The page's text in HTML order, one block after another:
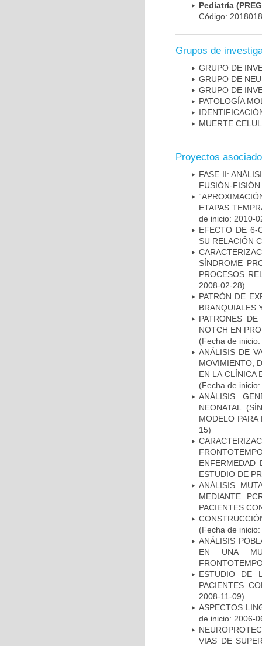
Pediatría
Código:
Grupos de
GRUPO DE
GRUPO DE
GRUPO DE
PATOLOGÍA
MUERTE
Proyectos
FASE II:
FUSIÓN-
ETAPAS
de inicio: 2010-
EFECTO DE 6-
SU RELACIÓN
SÍNDROME
PROCESOS
2008-02-28)
PATRÓN DE
BRANQUIALES
PATRONES
NOTCH EN
(Fecha de
ANÁLISIS DE
MOVIMIENTO,
EN LA CLÍNICA
(Fecha de
ANÁLISIS
NEONATAL
MODELO
15)
ENFERMEDAD
ESTUDIO DE
ANÁLISIS
MEDIANTE
PACIENTES
(Fecha de
ANÁLISIS
EN UNA
ESTUDIO DE
PACIENTES
2008-11-09)
ASPECTOS
de inicio: 2006-
VIAS DE